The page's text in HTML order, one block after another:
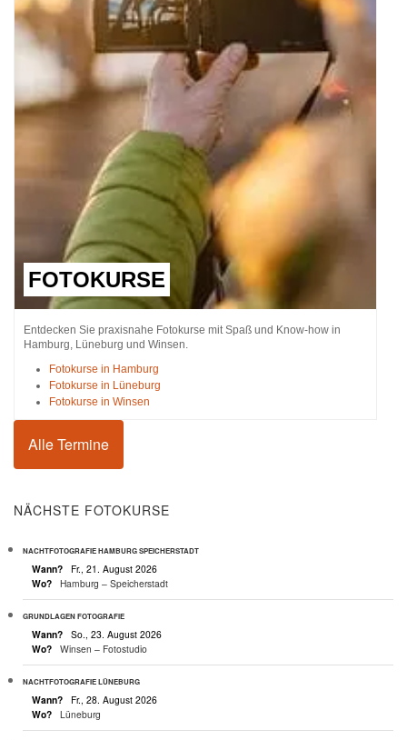
FOTOKURSE
Entdecken Sie praxisnahe Fotokurse mit Spaß und Know-how in
Hamburg, Lüneburg und Winsen.
Fotokurse in Hamburg
Fotokurse in Lüneburg
Fotokurse in Winsen
Alle Termine
NÄCHSTE FOTOKURSE
NACHTFOTOGRAFIE HAMBURG SPEICHERSTADT
Wann?
Fr., 21. August 2026
Wo?
Hamburg – Speicherstadt
GRUNDLAGEN FOTOGRAFIE
Wann?
So., 23. August 2026
Wo?
Winsen – Fotostudio
NACHTFOTOGRAFIE LÜNEBURG
Wann?
Fr., 28. August 2026
Wo?
Lüneburg